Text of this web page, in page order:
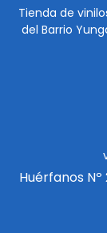
Tienda de
del Barrio
Huérfanos